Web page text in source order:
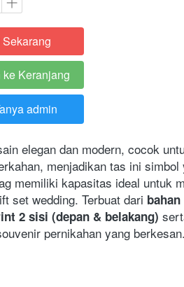
ke Keranjang
admin
elegan dan modern, cocok
menjadikan tas ini simbol
memiliki kapasitas ideal untuk
set wedding. Terbuat dari
2 sisi (depan & belakang)
pernikahan yang berkesan.